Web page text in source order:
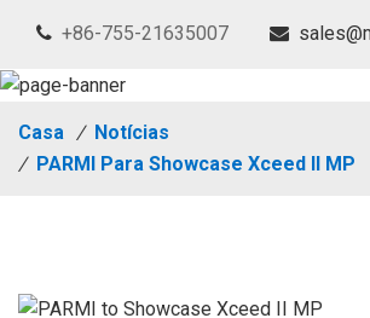
+86-755-21635007
Casa / Notícias
/ PARMI Para Showcase Xceed II MP